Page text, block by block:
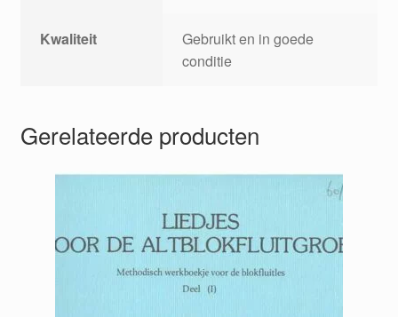
Kwaliteit
Gebruikt en in goede
conditie
Gerelateerde producten